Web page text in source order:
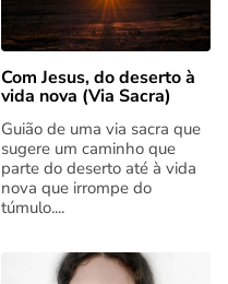
Com Jesus, do deserto à
vida nova (Via Sacra)
Guião de uma via sacra que
sugere um caminho que
parte do deserto até à vida
nova que irrompe do
túmulo....